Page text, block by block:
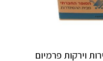
וירקות פרמיום